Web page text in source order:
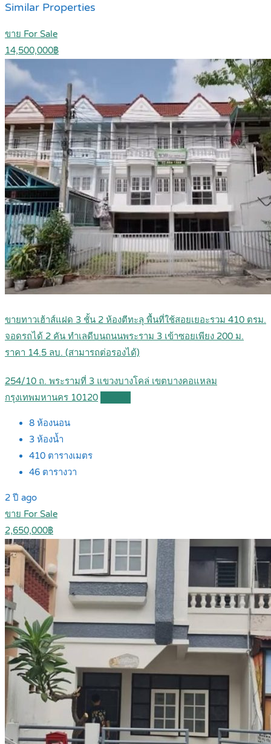
Similar Properties
ขาย For Sale
14,500,000฿
ขายทาวเฮ้าส์แฝด 3 ชั้น 2 ห้องตีทะลุ พื้นที่ใช้สอยเยอะรวม 410 ตรม.
จอดรถได้ 2 คัน ทำเลดีบนถนนพระราม 3 เข้าซอยเพียง 200 ม.
ราคา 14.5 ลบ. (สามารถต่อรองได้)
254/10 ถ. พระรามที่ 3 แขวงบางโคล่ เขตบางคอแหลม
กรุงเทพมหานคร 10120
8 ห้องนอน
3 ห้องน้ำ
410 ตารางเมตร
46 ตารางวา
2 ปี ago
ขาย For Sale
2,650,000฿